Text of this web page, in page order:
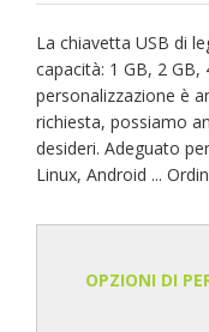
La chiavetta USB di
capacità: 1 GB, 2 GB,
personalizzazione è
richiesta, possiamo
desideri. Adeguato
Linux, Android ...
OPZIONI DI